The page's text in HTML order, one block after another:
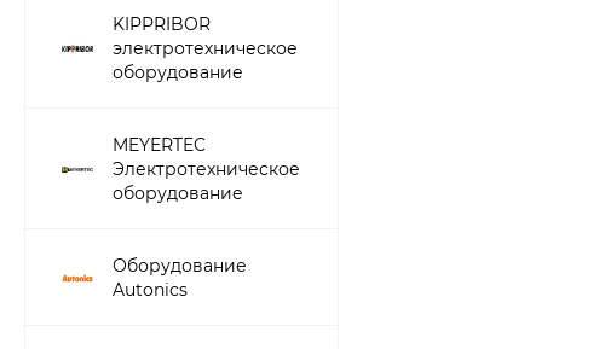
KIPPRIBOR
электротехническое
оборудование
MEYERTEC
Электротехническое
оборудование
Оборудование
Autonics